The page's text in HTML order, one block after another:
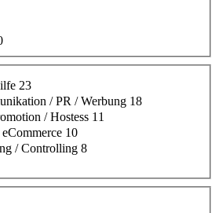
23
/ PR / Werbung 18
/ Hostess 11
10
/ Controlling 8